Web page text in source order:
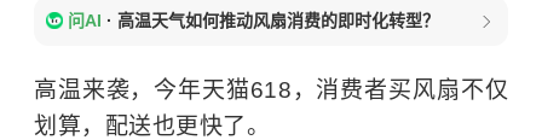
问AI · 高温天气如何推动风扇消费的即时化转型？
高温来袭，今年天猫618，消费者买风扇不仅
划算，配送也更快了。